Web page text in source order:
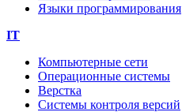
Языки программирования
IT
Компьютерные сети
Операционные системы
Верстка
Системы контроля версий